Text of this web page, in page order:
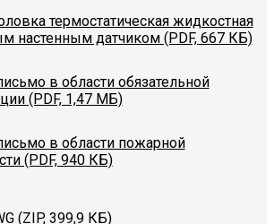
термостатическая жидкостная
настенным датчиком (PDF, 667 КБ)
в области обязательной
(PDF, 1,47 МБ)
в области пожарной
(PDF, 940 КБ)
(ZIP, 399,9 КБ)